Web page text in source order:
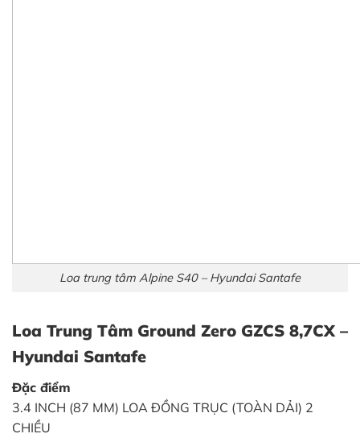
Loa trung tâm Alpine S40 – Hyundai Santafe
Loa Trung Tâm Ground Zero GZCS 8,7CX –
Hyundai Santafe
Đặc điểm
3.4 INCH (87 MM) LOA ĐỒNG TRỤC (TOÀN DẢI) 2
CHIỀU